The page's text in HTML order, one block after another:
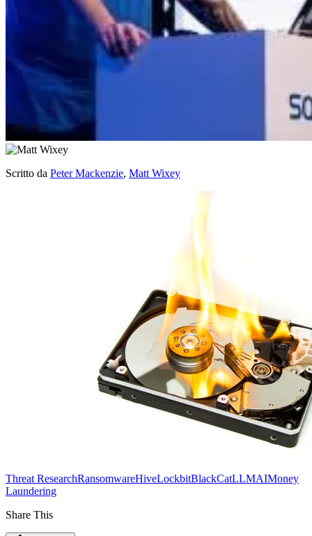
Scritto da Peter Mackenzie, Matt Wixey
Threat ResearchRansomwareHiveLockbitBlackCatLLMAIMoney
Laundering
Share This